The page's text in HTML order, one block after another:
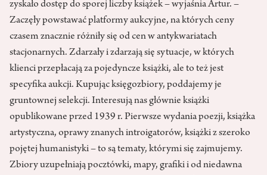
zyskało dostęp do sporej liczby książek – wyjaśnia Artur. –
Zaczęły powstawać platformy aukcyjne, na których ceny
czasem znacznie różniły się od cen w antykwariatach
stacjonarnych. Zdarzały i zdarzają się sytuacje, w których
klienci przepłacają za pojedyncze książki, ale to też jest
specyfika aukcji. Kupując księgozbiory, poddajemy je
gruntownej selekcji. Interesują nas głównie książki
opublikowane przed 1939 r. Pierwsze wydania poezji, książka
artystyczna, oprawy znanych introigatorów, książki z szeroko
pojętej humanistyki – to są tematy‚ którymi się zajmujemy.
Zbiory uzupełniają pocztówki, mapy, grafiki i od niedawna